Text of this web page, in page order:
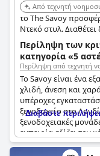
Από τεχνητή
το The Savoy
Ντεκό στυλ.
μπαρ όπως το
εκπληκτική θέα στον
κλασική αίγλη.
Περίληψη των
κατηγορία «5
Περίληψη από τεχνητή
Το Savoy είναι ένα
χλιδή, άνεση και
υπέροχες
ξενοδοχείο στο
ξενοδοχειακές
εμπειρία αξίζει τον
προσφέρει
Διαβάστε